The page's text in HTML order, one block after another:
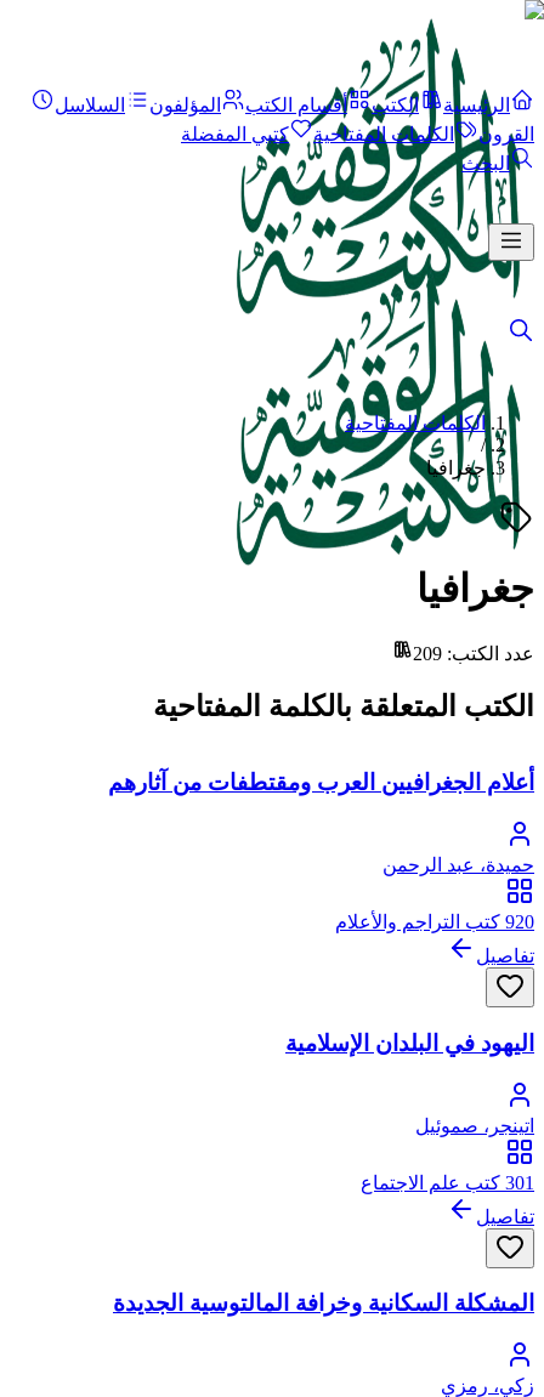
الرئيسية الكتب أقسام الكتب المؤلفون
السلاسل
القرون
الكلمات المفتاحية
كتبي المفضلة
البحث
الكلمات المفتاحية
/
جغرافيا
جغرافيا
عدد الكتب:
209
الكتب المتعلقة بالكلمة المفتاحية
أعلام الجغرافيين العرب ومقتطفات من آثارهم
حميدة، عبد الرحمن
920 كتب التراجم والأعلام
تفاصيل
اليهود في البلدان الإسلامية
اتينجر، صموئيل
301 كتب علم الاجتماع
تفاصيل
المشكلة السكانية وخرافة المالتوسية الجديدة
زكي، رمزي